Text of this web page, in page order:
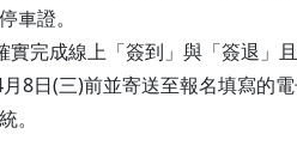
車證。
實完成線上「簽到」與「簽退
8日(三)前並寄送至報名填寫的
。